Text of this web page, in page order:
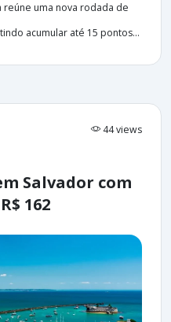
reúne uma nova rodada de
acumular até 15 pontos...
44 views
Salvador com
162